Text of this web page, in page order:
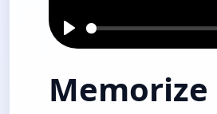
Play